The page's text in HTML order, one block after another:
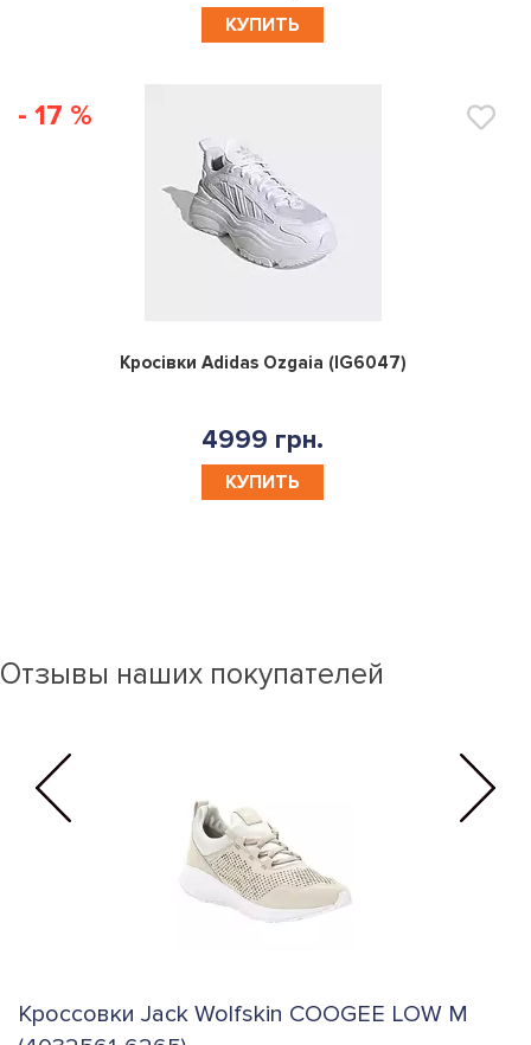
КУПИТЬ
- 17 %
0
Кросівки Adidas Ozgaia (IG6047)
4999 грн.
КУПИТЬ
Отзывы наших покупателей
Кроссовки Jack Wolfskin COOGEE LOW M